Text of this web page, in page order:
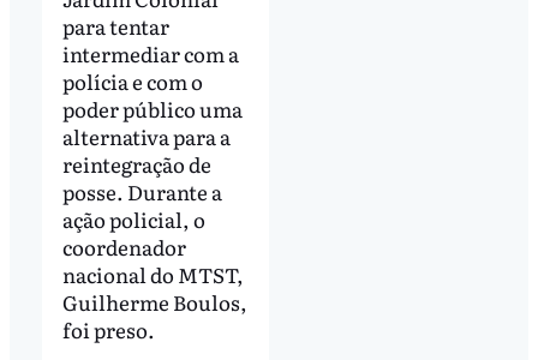
para tentar
intermediar com a
polícia e com o
poder público uma
alternativa para a
reintegração de
posse. Durante a
ação policial, o
coordenador
nacional do MTST,
Guilherme Boulos,
foi preso.